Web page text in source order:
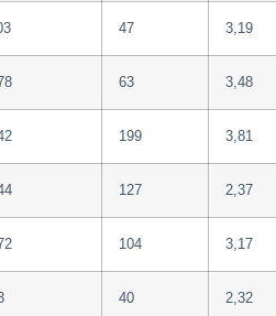
47 3,19
63 3,48
199 3,81
127 2,37
104 3,17
40 2,32